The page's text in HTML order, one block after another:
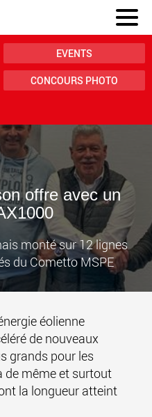
EVENTS
CONCOURS PHOTO
offre avec un
monté sur 12 lignes
du Cometto MSPE
éolienne
de nouveaux
grands pour les
de même et surtout
la longueur atteint